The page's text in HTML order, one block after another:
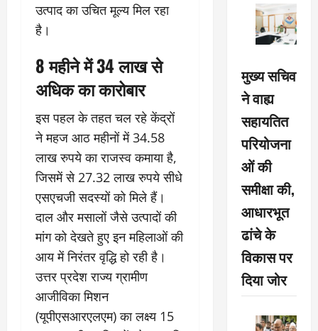
उत्पाद का उचित मूल्य मिल रहा
है।
8 महीने में 34 लाख से
अधिक का कारोबार
इस पहल के तहत चल रहे केंद्रों
ने महज आठ महीनों में 34.58
लाख रुपये का राजस्व कमाया है,
जिसमें से 27.32 लाख रुपये सीधे
एसएचजी सदस्यों को मिले हैं।
दाल और मसालों जैसे उत्पादों की
मांग को देखते हुए इन महिलाओं की
आय में निरंतर वृद्धि हो रही है।
उत्तर प्रदेश राज्य ग्रामीण
आजीविका मिशन
(यूपीएसआरएलएम) का लक्ष्य 15
मुख्य सचिव
ने वाह्य
सहायतित
परियोजना
ओं की
समीक्षा की,
आधारभूत
ढांचे के
विकास पर
दिया जोर